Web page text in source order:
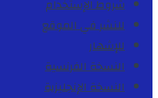
شروط الإستخدام
للنشر في الموقع
للإشهار
النسخة الفرنسية
النسخة الإنجليزية